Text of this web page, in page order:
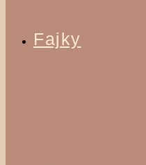
Fajky